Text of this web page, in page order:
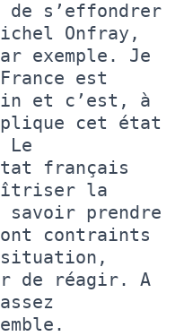
s’effondrer
Onfray,
exemple. Je
est
et c’est, à
cet état
Le
français
la
prendre
contraints
de réagir. A